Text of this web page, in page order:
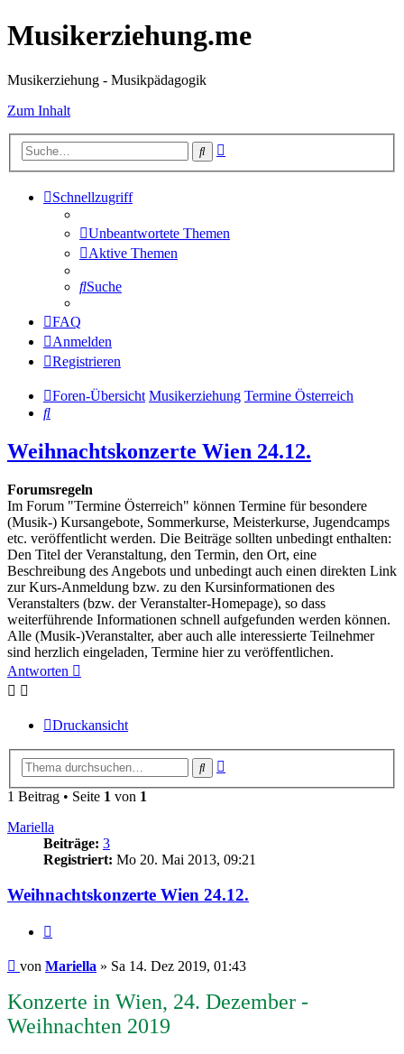
Musikerziehung.me
Musikerziehung - Musikpädagogik
Zum Inhalt
Suche
Schnellzugriff
Unbeantwortete Themen
Aktive Themen
Suche
FAQ
Anmelden
Registrieren
Foren-Übersicht Musikerziehung Termine Österreich
Suche
Weihnachtskonzerte Wien 24.12.
Forumsregeln
Im Forum "Termine Österreich" können Termine für besondere
(Musik-) Kursangebote, Sommerkurse, Meisterkurse, Jugendcamps
etc. veröffentlicht werden. Die Beiträge sollten unbedingt enthalten:
Den Titel der Veranstaltung, den Termin, den Ort, eine
Beschreibung des Angebots und unbedingt auch einen direkten Link
zur Kurs-Anmeldung bzw. zu den Kursinformationen des
Veranstalters (bzw. der Veranstalter-Homepage), so dass
weiterführende Informationen schnell aufgefunden werden können.
Alle (Musik-)Veranstalter, aber auch alle interessierte Teilnehmer
sind herzlich eingeladen, Termine hier zu veröffentlichen.
Antworten
Druckansicht
Suche
1 Beitrag • Seite 1 von 1
Mariella
Beiträge: 3
Registriert: Mo 20. Mai 2013, 09:21
Weihnachtskonzerte Wien 24.12.
Beitrag
von Mariella » Sa 14. Dez 2019, 01:43
Konzerte in Wien, 24. Dezember -
Weihnachten 2019